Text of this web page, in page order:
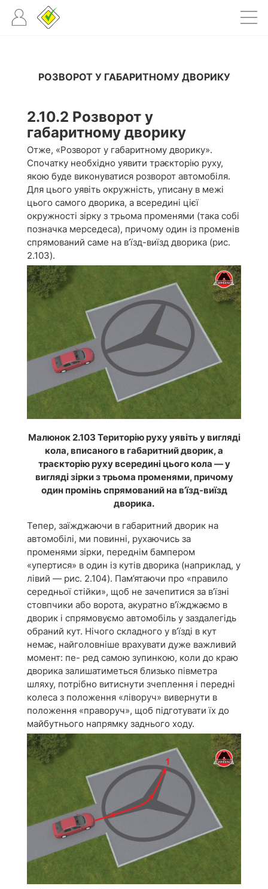
РОЗВОРОТ У ГАБАРИТНОМУ ДВОРИКУ
2.10.2 Розворот у
габаритному дворику
Отже, «Розворот у габаритному дворику».
Спочатку необхідно уявити траєкторію руху,
якою буде виконуватися розворот автомобіля.
Для цього уявіть окружність, уписану в межі
цього самого дворика, а всередині цієї
окружності зірку з трьома променями (така собі
позначка мерседеса), причому один із променів
спрямований саме на в’їзд-виїзд дворика (рис.
2.103).
Малюнок 2.103 Територію руху уявіть у вигляді
кола, вписаного в габаритний дворик, а
траєкторію руху всередині цього кола — у
вигляді зірки з трьома променями, причому
один промінь спрямований на в’їзд-виїзд
дворика.
Тепер, заїжджаючи в габаритний дворик на
автомобілі, ми повинні, рухаючись за
променями зірки, переднім бампером
«упертися» в один із кутів дворика (наприклад, у
лівий — рис. 2.104). Пам’ятаючи про «правило
середньої стійки», щоб не зачепитися за в’їзні
стовпчики або ворота, акуратно в’їжджаємо в
дворик і спрямовуємо автомобіль у заздалегідь
обраний кут. Нічого складного у в’їзді в кут
немає, найголовніше врахувати дуже важливий
момент: пе- ред самою зупинкою, коли до краю
дворика залишатиметься близько півметра
шляху, потрібно витиснути зчеплення і передні
колеса з положення «ліворуч» вивернути в
положення «праворуч», щоб підготувати їх до
майбутнього напрямку заднього ходу.